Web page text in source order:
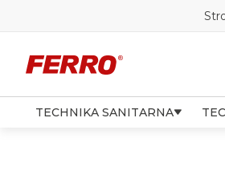
TECHNIKA SANITARNA